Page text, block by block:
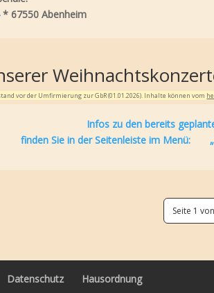
67550 Abenheim
vor der Umfirmierung zur GbR (01.01.2026). Inhalte können vom
Infos zu den bereits
finden Sie in der Seitenleiste im Menü:
Seite 1
Datenschutz Hausordnung